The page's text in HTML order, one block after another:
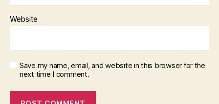
Website
Save my name, email, and website in this browser for the
next time I comment.